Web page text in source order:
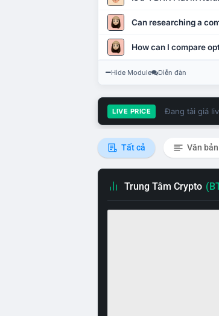
Can researching a
How can I compare
Hide Module Diễn đàn
LIVE PRICE Đang tải giá
Tất cả Văn bản
Trung Tâm Crypto